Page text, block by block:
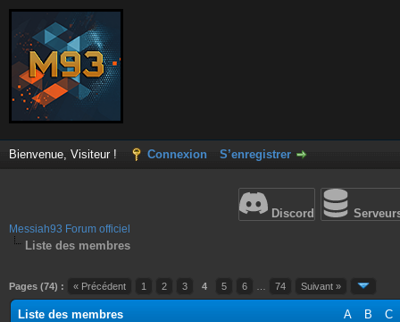
Bienvenue, Visiteur ! Connexion S’enregistrer
Discord
Messiah93 Forum officiel
Liste des membres
Pages (74) : « Précédent 1 2 3 4 5 6 74 Suivant »
A B C
Liste des membres